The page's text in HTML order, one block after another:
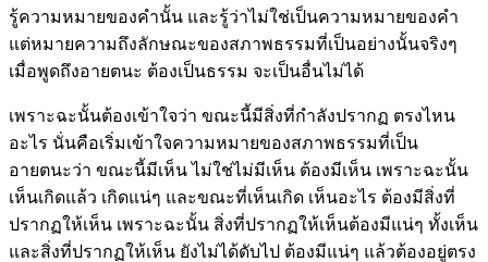
รู้ความหมายของคำนั้น และรู้ว่าไม่ใช่เป็นความหมายของคำ
แต่หมายความถึงลักษณะของสภาพธรรมที่เป็นอย่างนั้นจริงๆ
เมื่อพูดถึงอายตนะ ต้องเป็นธรรม จะเป็นอื่นไม่ได้
เพราะฉะนั้นต้องเข้าใจว่า ขณะนี้มีสิ่งที่กำลังปรากฏ ตรงไหน
อะไร นั่นคือเริ่มเข้าใจความหมายของสภาพธรรมที่เป็น
อายตนะว่า ขณะนี้มีเห็น ไม่ใช่ไม่มีเห็น ต้องมีเห็น เพราะฉะนั้น
เห็นเกิดแล้ว เกิดแน่ๆ และขณะที่เห็นเกิด เห็นอะไร ต้องมีสิ่งที่
ปรากฏให้เห็น เพราะฉะนั้น สิ่งที่ปรากฏให้เห็นต้องมีแน่ๆ ทั้งเห็น
และสิ่งที่ปรากฏให้เห็น ยังไม่ได้ดับไป ต้องมีแน่ๆ แล้วต้องอยู่ตรง